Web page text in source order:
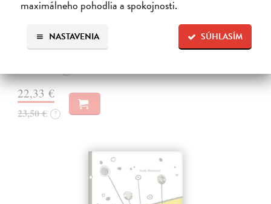
maximálneho pohodlia a spokojnosti.
SÚHLASÍM
NASTAVENIA
Svět katolické víry
Barron Robert| Kniha
O co jde v katolické víře? Je to jen dva tisíce let stará kulturní
22,33 €
23,50 € ?